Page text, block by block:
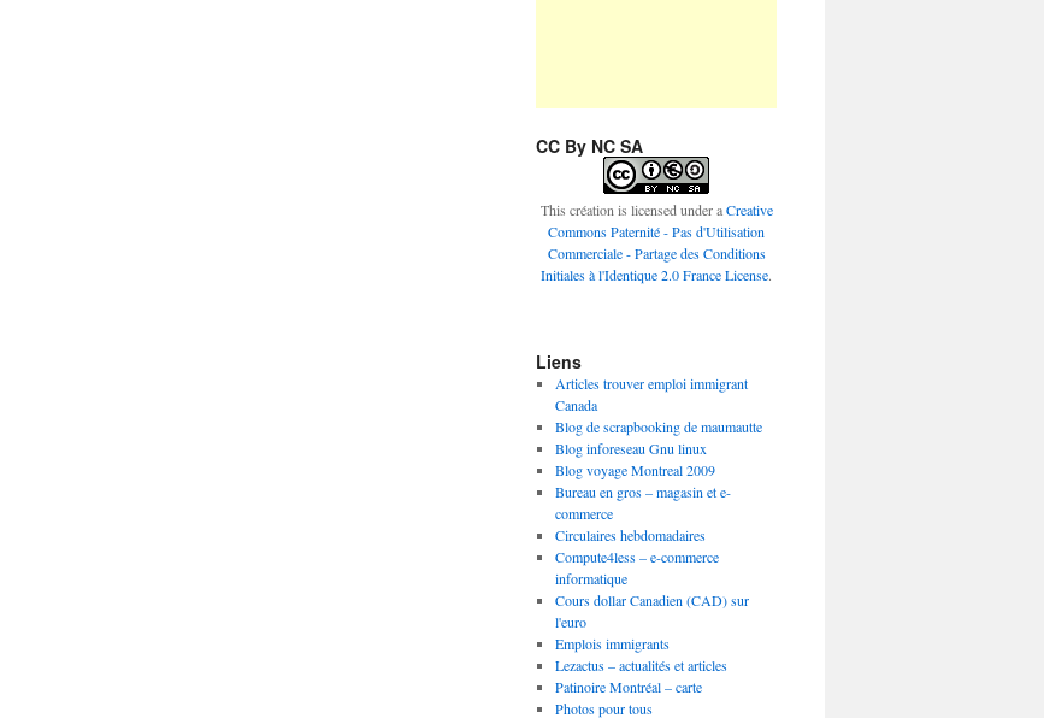
CC By NC SA
This création is licensed under aCreative
Commons Paternité - Pas d'Utilisation
Commerciale - Partage des Conditions
Initiales à l'Identique 2.0 France License.
Liens
Articles trouver emploi immigrant
Canada
Blog de scrapbooking de maumautte
Blog inforeseau Gnu linux
Blog voyage Montreal 2009
Bureau en gros – magasin et e-
commerce
Circulaires hebdomadaires
Compute4less – e-commerce
informatique
Cours dollar Canadien (CAD) sur
l'euro
Emplois immigrants
Lezactus – actualités et articles
Patinoire Montréal – carte
Photos pour tous